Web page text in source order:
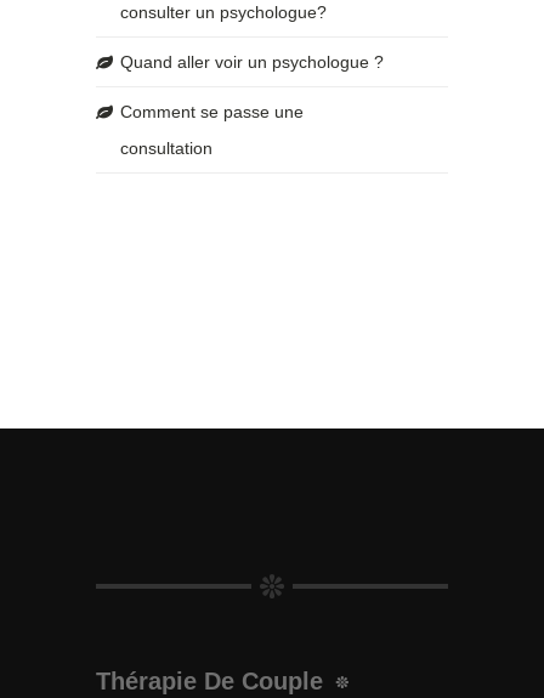
consulter un psychologue?
Quand aller voir un psychologue ?
Comment se passe une
consultation
Thérapie De Couple